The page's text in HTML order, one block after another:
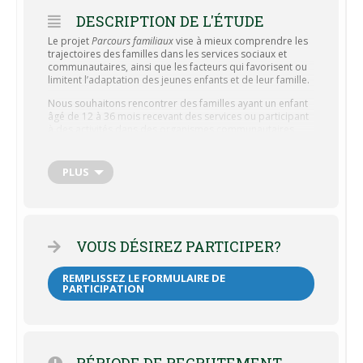
DESCRIPTION DE L'ÉTUDE
Le projetParcours familiauxvise à mieux comprendre les
trajectoires des familles dans les services sociaux et
communautaires, ainsi que les facteurs qui favorisent ou
limitent l’adaptation des jeunes enfants et de leur famille.
Nous souhaitons rencontrer des familles ayant un enfant
âgé de 12 à 36 mois recevant des services ou participant
Aucun déplacement n’est requis des familles. Quatre
rencontres auront lieu à domicile (ou dans un local
Les parents remplissent des questionnaires
Des discussions et entrevues ont lieu
Des activités parent-enfant sont filmées
Chaque parent reçoit une compensation financière de
PLUS
VOUS DÉSIREZ PARTICIPER?
REMPLISSEZ LE FORMULAIRE DE
PARTICIPATION